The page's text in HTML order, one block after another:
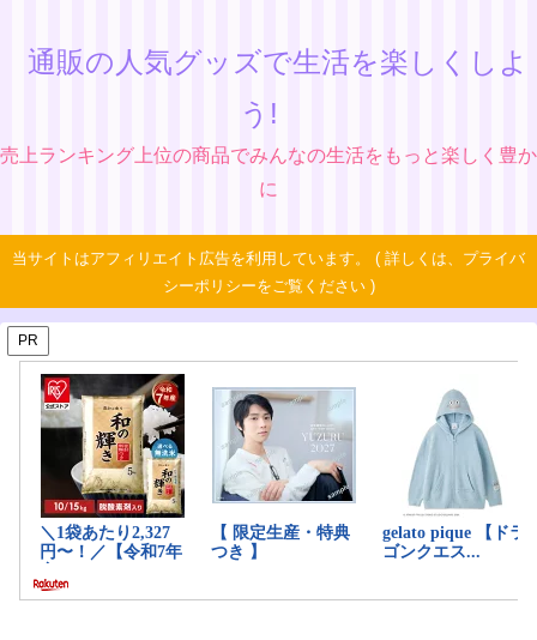
通販の人気グッズで生活を楽しくしよ
う!
売上ランキング上位の商品でみんなの生活をもっと楽しく豊か
に
当サイトはアフィリエイト広告を利用しています。 ( 詳しくは、プライバ
シーポリシーをご覧ください )
PR